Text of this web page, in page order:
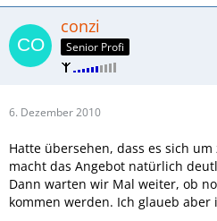
conzi
Senior Profi
6. Dezember 2010
Hatte übersehen, dass es sich
macht das Angebot natürlich
Dann warten wir Mal weiter, ob
kommen werden. Ich glaueb